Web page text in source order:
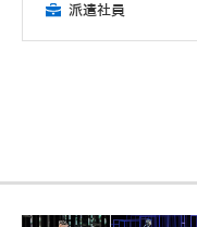
派遣社員